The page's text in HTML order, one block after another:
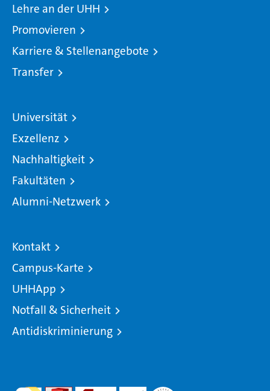
Lehre an der UHH
Promovieren
Karriere & Stellenangebote
Transfer
Universität
Exzellenz
Nachhaltigkeit
Fakultäten
Alumni-Netzwerk
Kontakt
Campus-Karte
UHHApp
Notfall & Sicherheit
Antidiskriminierung